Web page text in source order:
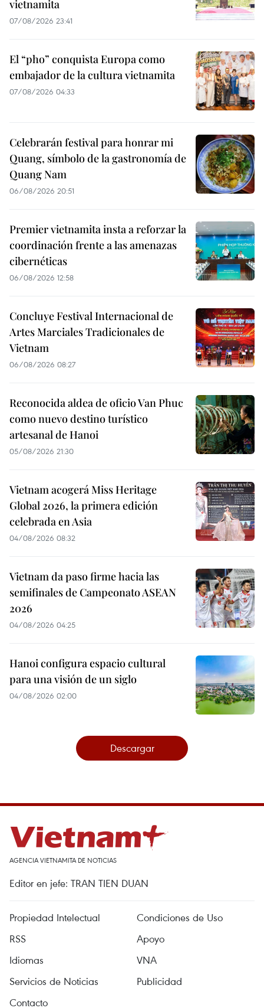
vietnamita
07/08/2026 23:41
El “pho” conquista Europa como
embajador de la cultura vietnamita
07/08/2026 04:33
Celebrarán festival para honrar mi
Quang, símbolo de la gastronomía de
Quang Nam
06/08/2026 20:51
Premier vietnamita insta a reforzar la
coordinación frente a las amenazas
cibernéticas
06/08/2026 12:58
Concluye Festival Internacional de
Artes Marciales Tradicionales de
Vietnam
06/08/2026 08:27
Reconocida aldea de oficio Van Phuc
como nuevo destino turístico
artesanal de Hanoi
05/08/2026 21:30
Vietnam acogerá Miss Heritage
Global 2026, la primera edición
celebrada en Asia
04/08/2026 08:32
Vietnam da paso firme hacia las
semifinales de Campeonato ASEAN
2026
04/08/2026 04:25
Hanoi configura espacio cultural
para una visión de un siglo
04/08/2026 02:00
Descargar
AGENCIA VIETNAMITA DE NOTICIAS
Editor en jefe: TRAN TIEN DUAN
Propiedad Intelectual
Condiciones de Uso
RSS
Apoyo
Idiomas
VNA
Servicios de Noticias
Publicidad
Contacto